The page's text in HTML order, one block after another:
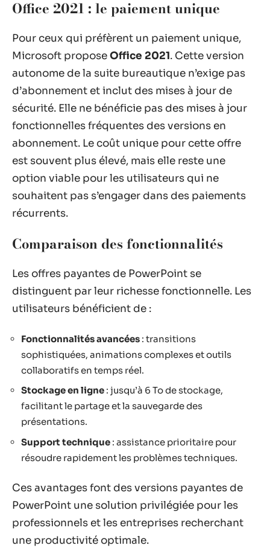
Office 2021 : le paiement unique
Pour ceux qui préfèrent un paiement unique,
Microsoft proposeOffice 2021. Cette version
autonome de la suite bureautique n’exige pas
d’abonnement et inclut des mises à jour de
sécurité. Elle ne bénéficie pas des mises à jour
fonctionnelles fréquentes des versions en
abonnement. Le coût unique pour cette offre
est souvent plus élevé, mais elle reste une
option viable pour les utilisateurs qui ne
souhaitent pas s’engager dans des paiements
récurrents.
Comparaison des fonctionnalités
Les offres payantes de PowerPoint se
distinguent par leur richesse fonctionnelle. Les
utilisateurs bénéficient de :
Fonctionnalités avancées : transitions
sophistiquées, animations complexes et outils
collaboratifs en temps réel.
Stockage en ligne : jusqu’à 6 To de stockage,
facilitant le partage et la sauvegarde des
présentations.
Support technique : assistance prioritaire pour
résoudre rapidement les problèmes techniques.
Ces avantages font des versions payantes de
PowerPoint une solution privilégiée pour les
professionnels et les entreprises recherchant
une productivité optimale.